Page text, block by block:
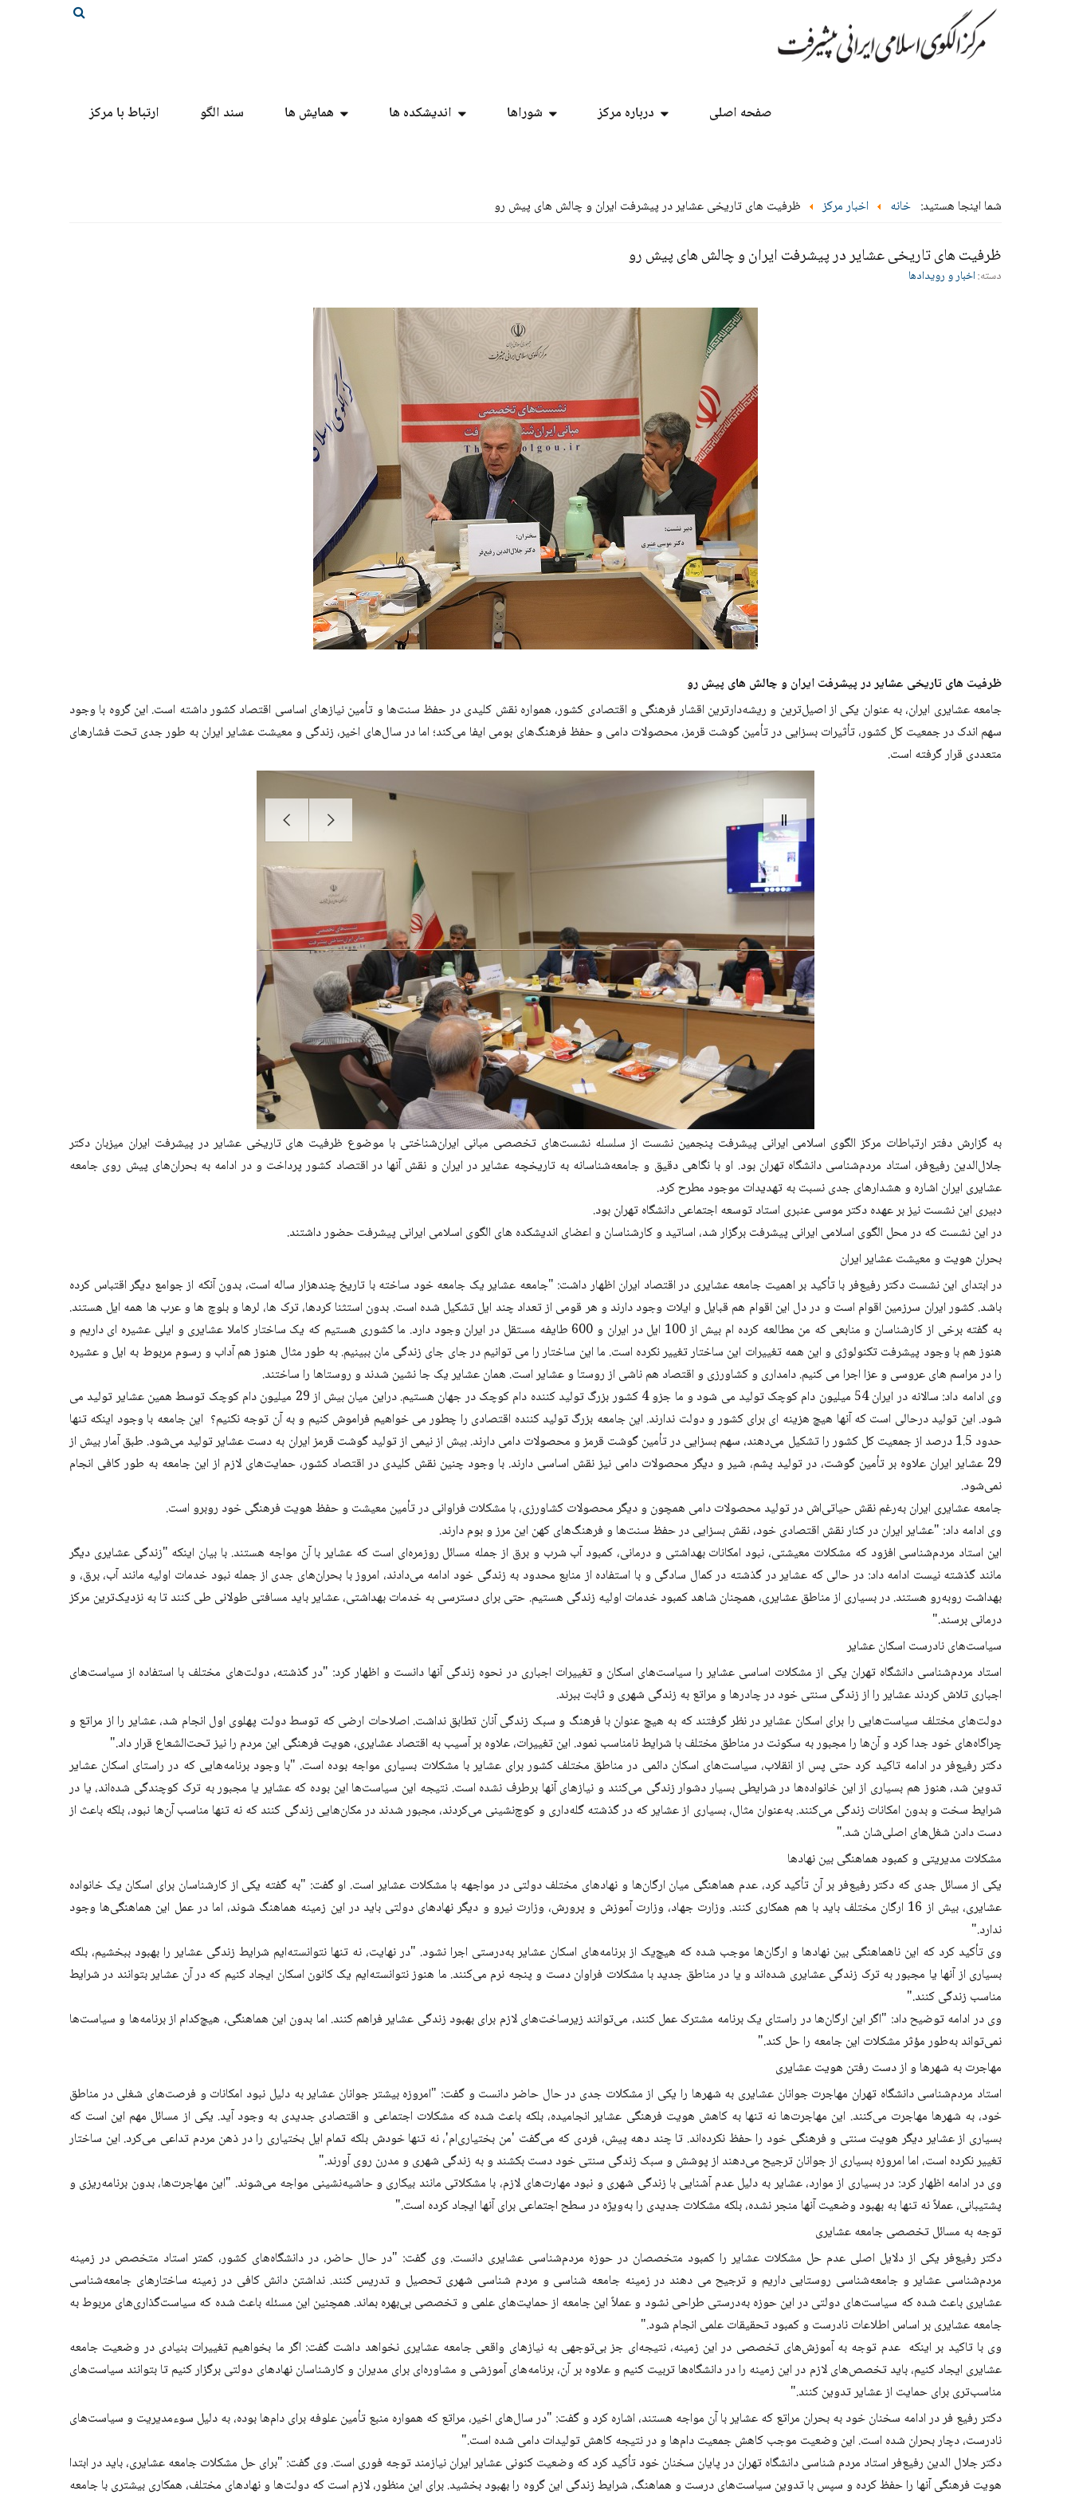
صفحه اصلی درباره مرکز شوراها اندیشکده ها همایش ها سند الگو ارتباط با مرکز
شما اینجا هستید: خانه اخبار مرکز ظرفیت های تاریخی عشایر در پیشرفت ایران و چالش های پیش رو
ظرفیت های تاریخی عشایر در پیشرفت ایران و چالش های پیش رو
دسته:اخبار و رویدادها
ظرفیت های تاریخی عشایر در پیشرفت ایران و چالش های پیش رو
جامعه عشایری ایران، به عنوان یکی از اصیل‌ترین و ریشه‌دارترین اقشار فرهنگی و اقتصادی کشور، همواره نقش کلیدی در حفظ سنت‌ها و تأمین نیازهای اساسی اقتصاد کشور داشته است. این گروه با وجود
سهم اندک در جمعیت کل کشور، تأثیرات بسزایی در تأمین گوشت قرمز، محصولات دامی و حفظ فرهنگ‌های بومی ایفا می‌کند؛ اما در سال‌های اخیر، زندگی و معیشت عشایر ایران به طور جدی تحت فشارهای
متعددی قرار گرفته است.
به گزارش دفتر ارتباطات مرکز الگوی اسلامی ایرانی پیشرفت پنجمین نشست از سلسله نشست‌های تخصصی مبانی ایران‌شناختی با موضوع ظرفیت های تاریخی عشایر در پیشرفت ایران میزبان دکتر
جلال‌الدین رفیع‌فر، استاد مردم‌شناسی دانشگاه تهران بود. او با نگاهی دقیق و جامعه‌شناسانه به تاریخچه عشایر در ایران و نقش آنها در اقتصاد کشور پرداخت و در ادامه به بحران‌های پیش روی جامعه
عشایری ایران اشاره و هشدارهای جدی نسبت به تهدیدات موجود مطرح کرد.
دبیری این نشست نیز بر عهده دکتر موسی عنبری استاد توسعه اجتماعی دانشگاه تهران بود.
در این نشست که در محل الگوی اسلامی ایرانی پیشرفت برگزار شد، اساتید و کارشناسان و اعضای اندیشکده های الگوی اسلامی ایرانی پیشرفت حضور داشتند.
بحران هویت و معیشت عشایر ایران
در ابتدای این نشست دکتر رفیع‌فر با تأکید بر اهمیت جامعه عشایری در اقتصاد ایران اظهار داشت: "جامعه عشایر یک جامعه خود ساخته با تاریخ چندهزار ساله است، بدون آنکه از جوامع دیگر اقتباس کرده
باشد. کشور ایران سرزمین اقوام است و در دل این اقوام هم قبایل و ایلات وجود دارند و هر قومی از تعداد چند ایل تشکیل شده است. بدون استثنا کردها، ترک ها، لرها و بلوچ ها و عرب ها همه ایل هستند.
به گفته برخی از کارشناسان و منابعی که من مطالعه کرده ام بیش از 100 ایل در ایران و 600 طایفه مستقل در ایران وجود دارد. ما کشوری هستیم که یک ساختار کاملا عشایری و ایلی عشیره ای داریم و
هنوز هم با وجود پیشرفت تکنولوژی و این همه تغییرات این ساختار تغییر نکرده است. ما این ساختار را می توانیم در جای جای زندگی مان ببینیم. به طور مثال هنوز هم آداب و رسوم مربوط به ایل و عشیره
را در مراسم های عروسی و عزا اجرا می کنیم. دامداری و کشاورزی و اقتصاد هم ناشی از روستا و عشایر است. همان عشایر یک جا نشین شدند و روستاها را ساختند.
وی ادامه داد: سالانه در ایران 54 میلیون دام کوچک تولید می شود و ما جزو 4 کشور بزرگ تولید کننده دام کوچک در جهان هستیم. دراین میان بیش از 29 میلیون دام کوچک توسط همین عشایر تولید می
شود. این تولید درحالی است که آنها هیچ هزینه ای برای کشور و دولت ندارند. این جامعه بزرگ تولید کننده اقتصادی را چطور می خواهیم فراموش کنیم و به آن توجه نکنیم؟ این جامعه با وجود اینکه تنها
حدود 1.5 درصد از جمعیت کل کشور را تشکیل می‌دهند، سهم بسزایی در تأمین گوشت قرمز و محصولات دامی دارند. بیش از نیمی از تولید گوشت قرمز ایران به دست عشایر تولید می‌شود. طبق آمار بیش از
29 عشایر ایران علاوه بر تأمین گوشت، در تولید پشم، شیر و دیگر محصولات دامی نیز نقش اساسی دارند. با وجود چنین نقش کلیدی در اقتصاد کشور، حمایت‌های لازم از این جامعه به طور کافی انجام
نمی‌شود.
جامعه عشایری ایران به‌رغم نقش حیاتی‌اش در تولید محصولات دامی همچون و دیگر محصولات کشاورزی، با مشکلات فراوانی در تأمین معیشت و حفظ هویت فرهنگی خود روبرو است.
وی ادامه داد: "عشایر ایران در کنار نقش اقتصادی خود، نقش بسزایی در حفظ سنت‌ها و فرهنگ‌های کهن این مرز و بوم دارند.
این استاد مردم‌شناسی افزود که مشکلات معیشتی، نبود امکانات بهداشتی و درمانی، کمبود آب شرب و برق از جمله مسائل روزمره‌ای است که عشایر با آن مواجه هستند. با بیان اینکه "زندگی عشایری دیگر
مانند گذشته نیست ادامه داد: در حالی که عشایر در گذشته در کمال سادگی و با استفاده از منابع محدود به زندگی خود ادامه می‌دادند، امروز با بحران‌های جدی از جمله نبود خدمات اولیه مانند آب، برق، و
بهداشت روبه‌رو هستند. در بسیاری از مناطق عشایری، همچنان شاهد کمبود خدمات اولیه زندگی هستیم. حتی برای دسترسی به خدمات بهداشتی، عشایر باید مسافتی طولانی طی کنند تا به نزدیک‌ترین مرکز
درمانی برسند."
سیاست‌های نادرست اسکان عشایر
استاد مردم‌شناسی دانشگاه تهران یکی از مشکلات اساسی عشایر را سیاست‌های اسکان و تغییرات اجباری در نحوه زندگی آنها دانست و اظهار کرد: "در گذشته، دولت‌های مختلف با استفاده از سیاست‌های
اجباری تلاش کردند عشایر را از زندگی سنتی خود در چادرها و مراتع به زندگی شهری و ثابت ببرند.
دولت‌های مختلف سیاست‌هایی را برای اسکان عشایر در نظر گرفتند که به هیچ عنوان با فرهنگ و سبک زندگی آنان تطابق نداشت. اصلاحات ارضی که توسط دولت پهلوی اول انجام شد، عشایر را از مراتع و
چراگاه‌های خود جدا کرد و آن‌ها را مجبور به سکونت در مناطق مختلف با شرایط نامناسب نمود. این تغییرات، علاوه بر آسیب به اقتصاد عشایری، هویت فرهنگی این مردم را نیز تحت‌الشعاع قرار داد."
دکتر رفیع‌فر در ادامه تاکید کرد حتی پس از انقلاب، سیاست‌های اسکان دائمی در مناطق مختلف کشور برای عشایر با مشکلات بسیاری مواجه بوده است. "با وجود برنامه‌هایی که در راستای اسکان عشایر
تدوین شد، هنوز هم بسیاری از این خانواده‌ها در شرایطی بسیار دشوار زندگی می‌کنند و نیازهای آنها برطرف نشده است. نتیجه این سیاست‌ها این بوده که عشایر یا مجبور به ترک کوچندگی شده‌اند، یا در
شرایط سخت و بدون امکانات زندگی می‌کنند. به‌عنوان مثال، بسیاری از عشایر که در گذشته گله‌داری و کوچ‌نشینی می‌کردند، مجبور شدند در مکان‌هایی زندگی کنند که نه تنها مناسب آن‌ها نبود، بلکه باعث از
دست دادن شغل‌های اصلی‌شان شد."
مشکلات مدیریتی و کمبود هماهنگی بین نهادها
یکی از مسائل جدی که دکتر رفیع‌فر بر آن تأکید کرد، عدم هماهنگی میان ارگان‌ها و نهادهای مختلف دولتی در مواجهه با مشکلات عشایر است. او گفت: "به گفته یکی از کارشناسان برای اسکان یک خانواده
عشایری، بیش از 16 ارگان مختلف باید با هم همکاری کنند. وزارت جهاد، وزارت آموزش و پرورش، وزارت نیرو و دیگر نهادهای دولتی باید در این زمینه هماهنگ شوند، اما در عمل این هماهنگی‌ها وجود
ندارد."
وی تأکید کرد که این ناهماهنگی بین نهادها و ارگان‌ها موجب شده که هیچ‌یک از برنامه‌های اسکان عشایر به‌درستی اجرا نشود. "در نهایت، نه تنها نتوانسته‌ایم شرایط زندگی عشایر را بهبود ببخشیم، بلکه
بسیاری از آنها یا مجبور به ترک زندگی عشایری شده‌اند و یا در مناطق جدید با مشکلات فراوان دست و پنجه نرم می‌کنند. ما هنوز نتوانسته‌ایم یک کانون اسکان ایجاد کنیم که در آن عشایر بتوانند در شرایط
مناسب زندگی کنند."
وی در ادامه توضیح داد: "اگر این ارگان‌ها در راستای یک برنامه مشترک عمل کنند، می‌توانند زیرساخت‌های لازم برای بهبود زندگی عشایر فراهم کنند. اما بدون این هماهنگی، هیچ‌کدام از برنامه‌ها و سیاست‌ها
نمی‌تواند به‌طور مؤثر مشکلات این جامعه را حل کند."
مهاجرت به شهرها و از دست رفتن هویت عشایری
استاد مردم‌شناسی دانشگاه تهران مهاجرت جوانان عشایری به شهرها را یکی از مشکلات جدی در حال حاضر دانست و گفت: "امروزه بیشتر جوانان عشایر به دلیل نبود امکانات و فرصت‌های شغلی در مناطق
خود، به شهرها مهاجرت می‌کنند. این مهاجرت‌ها نه تنها به کاهش هویت فرهنگی عشایر انجامیده، بلکه باعث شده که مشکلات اجتماعی و اقتصادی جدیدی به وجود آید. یکی از مسائل مهم این است که
بسیاری از عشایر دیگر هویت سنتی و فرهنگی خود را حفظ نکرده‌اند. تا چند دهه پیش، فردی که می‌گفت 'من بختیاری‌ام'، نه تنها خودش بلکه تمام ایل بختیاری را در ذهن مردم تداعی می‌کرد. این ساختار
تغییر نکرده است، اما امروزه بسیاری از جوانان ترجیح می‌دهند از پوشش و سبک زندگی سنتی خود دست بکشند و به زندگی شهری و مدرن روی آورند."
وی در ادامه اظهار کرد: در بسیاری از موارد، عشایر به دلیل عدم آشنایی با زندگی شهری و نبود مهارت‌های لازم، با مشکلاتی مانند بیکاری و حاشیه‌نشینی مواجه می‌شوند. "این مهاجرت‌ها، بدون برنامه‌ریزی و
پشتیبانی، عملاً نه تنها به بهبود وضعیت آنها منجر نشده، بلکه مشکلات جدیدی را به‌ویژه در سطح اجتماعی برای آنها ایجاد کرده است."
توجه به مسائل تخصصی جامعه عشایری
دکتر رفیع‌فر یکی از دلایل اصلی عدم حل مشکلات عشایر را کمبود متخصصان در حوزه مردم‌شناسی عشایری دانست. وی گفت: "در حال حاضر، در دانشگاه‌های کشور، کمتر استاد متخصص در زمینه
مردم‌شناسی عشایر و جامعه‌شناسی روستایی داریم و ترجیح می دهند در زمینه جامعه شناسی و مردم شناسی شهری تحصیل و تدریس کنند. نداشتن دانش کافی در زمینه ساختارهای جامعه‌شناسی
عشایری باعث شده که سیاست‌های دولتی در این حوزه به‌درستی طراحی نشود و عملاً این جامعه از حمایت‌های علمی و تخصصی بی‌بهره بماند. همچنین این مسئله باعث شده که سیاست‌گذاری‌های مربوط به
جامعه عشایری بر اساس اطلاعات نادرست و کمبود تحقیقات علمی انجام شود."
وی با تاکید بر اینکه عدم توجه به آموزش‌های تخصصی در این زمینه، نتیجه‌ای جز بی‌توجهی به نیازهای واقعی جامعه عشایری نخواهد داشت گفت: اگر ما بخواهیم تغییرات بنیادی در وضعیت جامعه
عشایری ایجاد کنیم، باید تخصص‌های لازم در این زمینه را در دانشگاه‌ها تربیت کنیم و علاوه بر آن، برنامه‌های آموزشی و مشاوره‌ای برای مدیران و کارشناسان نهادهای دولتی برگزار کنیم تا بتوانند سیاست‌های
مناسب‌تری برای حمایت از عشایر تدوین کنند."
دکتر رفیع فر در ادامه سخنان خود به بحران مراتع که عشایر با آن مواجه هستند، اشاره کرد و گفت: "در سال‌های اخیر، مراتع که همواره منبع تأمین علوفه برای دام‌ها بوده، به دلیل سوءمدیریت و سیاست‌های
نادرست، دچار بحران شده است. این وضعیت موجب کاهش جمعیت دام‌ها و در نتیجه کاهش تولیدات دامی شده است."
دکتر جلال الدین رفیع‌فر استاد مردم شناسی دانشگاه تهران در پایان سخنان خود تأکید کرد که وضعیت کنونی عشایر ایران نیازمند توجه فوری است. وی گفت: "برای حل مشکلات جامعه عشایری، باید در ابتدا
هویت فرهنگی آنها را حفظ کرده و سپس با تدوین سیاست‌های درست و هماهنگ، شرایط زندگی این گروه را بهبود بخشید. برای این منظور، لازم است که دولت‌ها و نهادهای مختلف، همکاری بیشتری با جامعه